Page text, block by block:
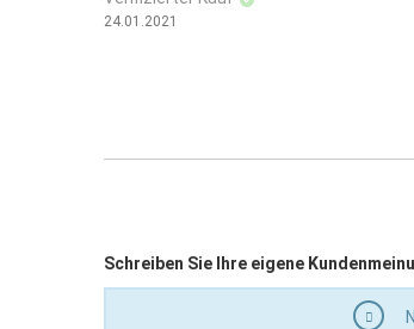
24.01.2021
Schreiben Sie Ihre eigene